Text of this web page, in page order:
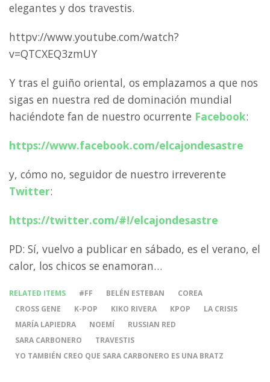
elegantes y dos travestis.
httpv://www.youtube.com/watch?
v=QTCXEQ3zmUY
Y tras el guiño oriental, os emplazamos a que nos
sigas en nuestra red de dominación mundial
haciéndote fan de nuestro ocurrente Facebook:
https://www.facebook.com/elcajondesastre
y, cómo no, seguidor de nuestro irreverente
Twitter:
https://twitter.com/#!/elcajondesastre
PD: Sí, vuelvo a publicar en sábado, es el verano, el
calor, los chicos se enamoran…
RELATED ITEMS #FF BELÉN ESTEBAN
COREA
CROSS GENE
K-POP KIKO RIVERA KPOP
LA CRISIS
MARÍA LAPIEDRA
NOEMÍ
RUSSIAN RED
SARA CARBONERO
TRAVESTIS
YO TAMBIÉN CREO QUE SARA CARBONERO ES UNA BRATZ